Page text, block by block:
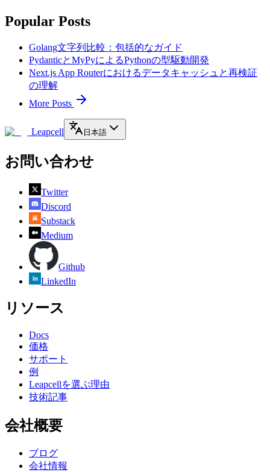
Popular Posts
Golang文字列比較：包括的なガイド
PydanticとMyPyによるPythonの型駆動開発
Next.js App Routerにおけるデータキャッシュと再検証
の理解
More Posts
Leapcell 日本語
お問い合わせ
Twitter
Discord
Substack
Medium
Github
LinkedIn
リソース
Docs
価格
サポート
例
Leapcellを選ぶ理由
技術記事
会社概要
ブログ
会社情報